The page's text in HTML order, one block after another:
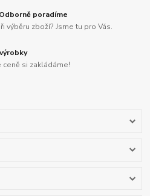
poradíme
výběru zboží? Jsme tu pro Vás.
si zakládáme!